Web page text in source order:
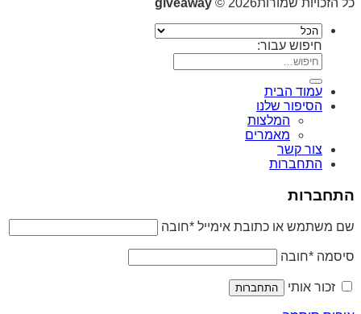
כל הזכויות שמורות2026 © giveaway
חיפוש עבור:
עמוד הבית
הסיפור שלנו
המלצות
מאמרים
צור קשר
התחברות
התחברות
שם משתמש או כתובת אימייל *חובה
סיסמה *חובה
זכור אותי התחברות